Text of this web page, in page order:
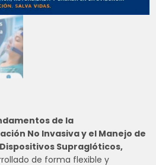
de la
No Invasiva y el Manejo de
Supraglóticos,
de forma flexible y